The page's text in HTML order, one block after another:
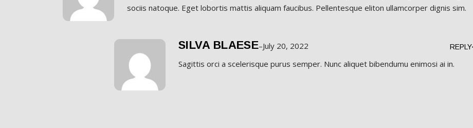
sociis natoque. Eget lobortis mattis aliquam faucibus. Pellentesque eliton ullamcorper dignis sim.
SILVA BLAESE–July 20, 2022 REPLY
Sagittis orci a scelerisque purus semper. Nunc aliquet bibendumu enimosi ai in.